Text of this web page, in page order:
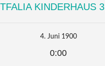
KINDERHAUS 3
4. Juni 1900
0:00